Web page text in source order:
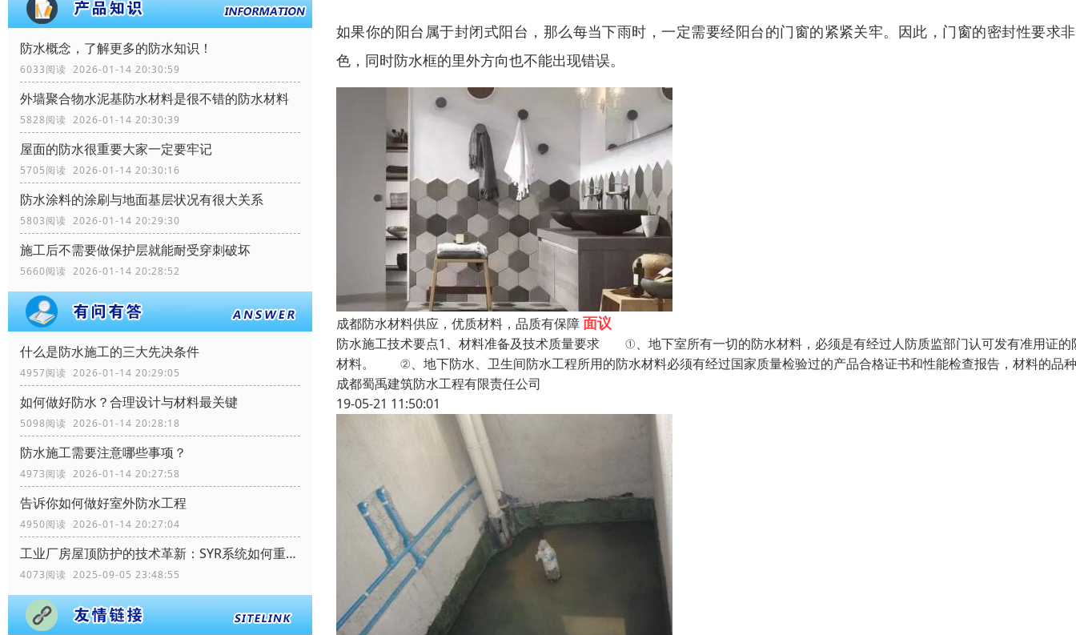
防水概念，了解更多的防水知识！
6033阅读 2026-01-14 20:30:59
外墙聚合物水泥基防水材料是很不错的防水材料
5828阅读 2026-01-14 20:30:39
屋面的防水很重要大家一定要牢记
5705阅读 2026-01-14 20:30:16
防水涂料的涂刷与地面基层状况有很大关系
5803阅读 2026-01-14 20:29:30
施工后不需要做保护层就能耐受穿刺破坏
5660阅读 2026-01-14 20:28:52
什么是防水施工的三大先决条件
4957阅读 2026-01-14 20:29:05
如何做好防水？合理设计与材料最关键
5098阅读 2026-01-14 20:28:18
防水施工需要注意哪些事项？
4973阅读 2026-01-14 20:27:58
告诉你如何做好室外防水工程
4950阅读 2026-01-14 20:27:04
工业厂房屋顶防护的技术革新：SYR系统如何重塑行业标准
4073阅读 2025-09-05 23:48:55
如果你的阳台属于封闭式阳台，那么每当下雨时，一定需要经阳台的门窗的紧紧关牢。因此，门窗的密封性要求
色，同时防水框的里外方向也不能出现错误。
成都防水材料供应，优质材料，品质有保障面议
防水施工技术要点1、材料准备及技术质量要求 ①、地下室所有一切的防水材料，必须是有经过人防质监部门认可发有准用证的
材料。 ②、地下防水、卫生间防水工程所用的防水材料必须有经过国家质量检验过的产品合格证书和性能检查报告，材料的品
成都蜀禹建筑防水工程有限责任公司
19-05-21 11:50:01